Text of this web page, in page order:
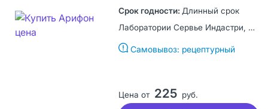
Длинный срок
Лаборатории Сервье Индастри, Франция
Самовывоз: рецептурный
Цена от 225 руб.